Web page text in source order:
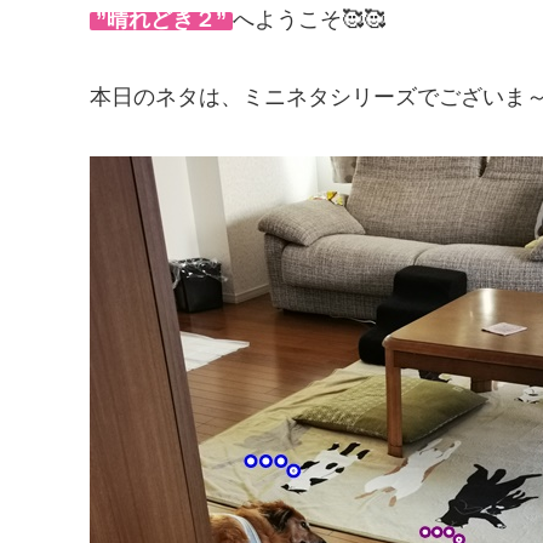
”晴れどき２” へようこそ🥰🥰
本日のネタは、ミニネタシリーズでございま